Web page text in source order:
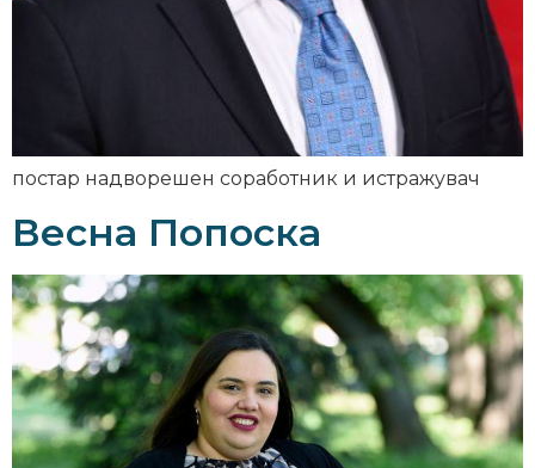
постар надворешен соработник и истражувач
Весна Попоска